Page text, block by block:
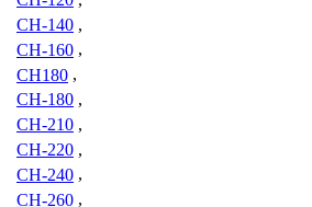
CH-140 ,
CH-160 ,
CH180 ,
CH-180 ,
CH-210 ,
CH-220 ,
CH-240 ,
CH-260 ,